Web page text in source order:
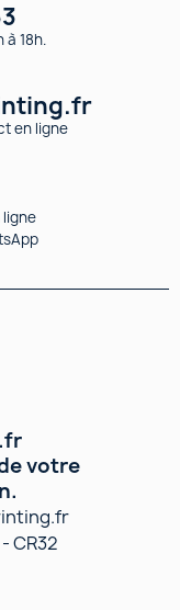
à 18h.
en ligne
votre
CR32